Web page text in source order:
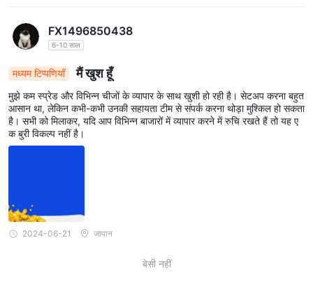
FX1496850438
6-10 साल
मध्यम टिप्पणियाँ मैं खुश हूँ
मुझे कम स्प्रेड और विभिन्न चीजों के व्यापार के साथ खुशी हो रही है। सेटअप करना बहुत
आसान था, लेकिन कभी-कभी उनकी सहायता टीम से संपर्क करना थोड़ा मुश्किल हो सकता
है। सभी को मिलाकर, यदि आप विभिन्न बाजारों में व्यापार करने में रुचि रखते हैं तो यह ए
क बुरी विकल्प नहीं है।
2024-06-21 जापान
बेसी नहीं